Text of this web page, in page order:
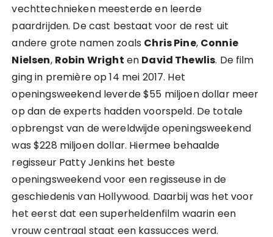
vechttechnieken meesterde en leerde
paardrijden. De cast bestaat voor de rest uit
andere grote namen zoals Chris Pine, Connie
Nielsen, Robin Wright en David Thewlis. De film
ging in première op 14 mei 2017. Het
openingsweekend leverde $55 miljoen dollar meer
op dan de experts hadden voorspeld. De totale
opbrengst van de wereldwijde openingsweekend
was $228 miljoen dollar. Hiermee behaalde
regisseur Patty Jenkins het beste
openingsweekend voor een regisseuse in de
geschiedenis van Hollywood. Daarbij was het voor
het eerst dat een superheldenfilm waarin een
vrouw centraal staat een kassucces werd.